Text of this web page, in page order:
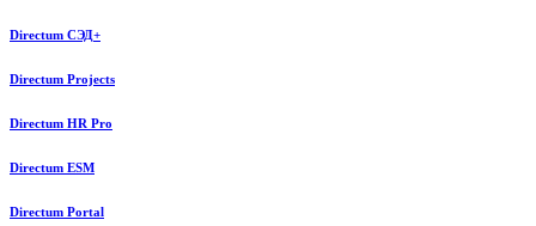
Directum СЭД+
Directum Projects
Directum HR Pro
Directum ESM
Directum Portal